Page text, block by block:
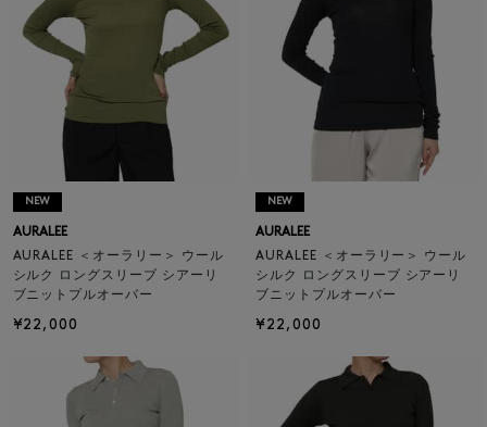
NEW
AURALEE
AURALEE ＜オーラリー＞ ウール
シルク ロングスリーブ シアーリ
ブニットプルオーバー
¥22,000
NEW
AURALEE
AURALEE ＜オーラリー＞ ウール
シルク ロングスリーブ シアーリ
ブニットプルオーバー
¥22,000